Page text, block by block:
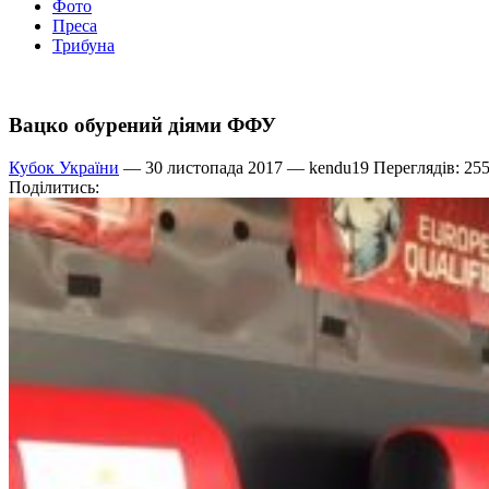
Фото
Преса
Трибуна
Вацко обурений діями ФФУ
Кубок України — 30 листопада 2017 — kendu19 Переглядів:
Поділитись: